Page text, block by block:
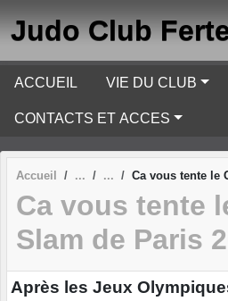
Judo Club
ACCUEIL VIE DU CLUB
CONTACTS ET ACCES
Accueil Ca vous tente le
Ca vous tente
Slam de Paris
Après les Jeux